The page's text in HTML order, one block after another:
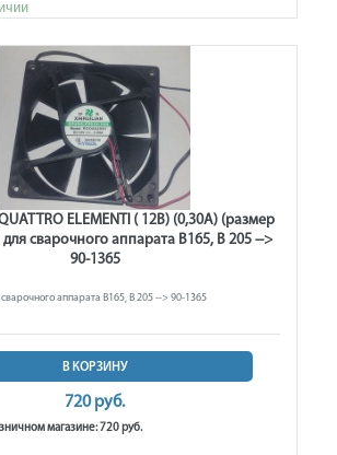
ELEMENTI ( 12В) (0,30A) (размер
сварочного аппарата B165, B 205 -->
90-1365
аппарата B165, B 205 --> 90-1365
В КОРЗИНУ
720 руб.
магазине: 720 руб.